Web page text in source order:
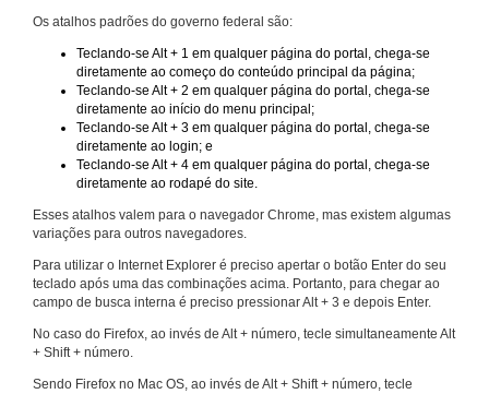
Os atalhos padrões do governo federal são:
Teclando-se Alt + 1 em qualquer página do portal, chega-se
diretamente ao começo do conteúdo principal da página;
Teclando-se Alt + 2 em qualquer página do portal, chega-se
diretamente ao início do menu principal;
Teclando-se Alt + 3 em qualquer página do portal, chega-se
diretamente ao login; e
Teclando-se Alt + 4 em qualquer página do portal, chega-se
diretamente ao rodapé do site.
Esses atalhos valem para o navegador Chrome, mas existem algumas
variações para outros navegadores.
Para utilizar o Internet Explorer é preciso apertar o botão Enter do seu
teclado após uma das combinações acima. Portanto, para chegar ao
campo de busca interna é preciso pressionar Alt + 3 e depois Enter.
No caso do Firefox, ao invés de Alt + número, tecle simultaneamente Alt
+ Shift + número.
Sendo Firefox no Mac OS, ao invés de Alt + Shift + número, tecle